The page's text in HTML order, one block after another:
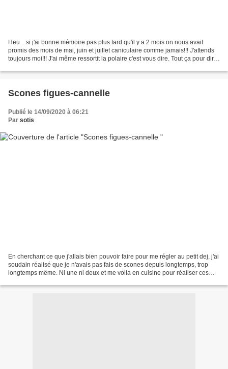
Heu ...si j'ai bonne mémoire pas plus tard qu'il y a 2 mois on nous avait
promis des mois de mai, juin et juillet caniculaire comme jamais!!! J'attends
toujours moi!!! J'ai même ressortit la polaire c'est vous dire. Tout ça pour dire
Scones figues-cannelle
Publié le 14/09/2020 à 06:21
Par sotis
En cherchant ce que j'allais bien pouvoir faire pour me régler au petit dej, j'ai
soudain réalisé que je n'avais pas fais de scones depuis longtemps, trop
longtemps même. Ni une ni deux et me voila en cuisine pour réaliser ces